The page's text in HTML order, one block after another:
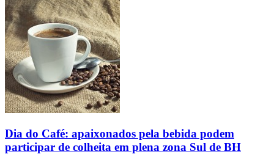
Dia do Café: apaixonados pela bebida podem
participar de colheita em plena zona Sul de BH